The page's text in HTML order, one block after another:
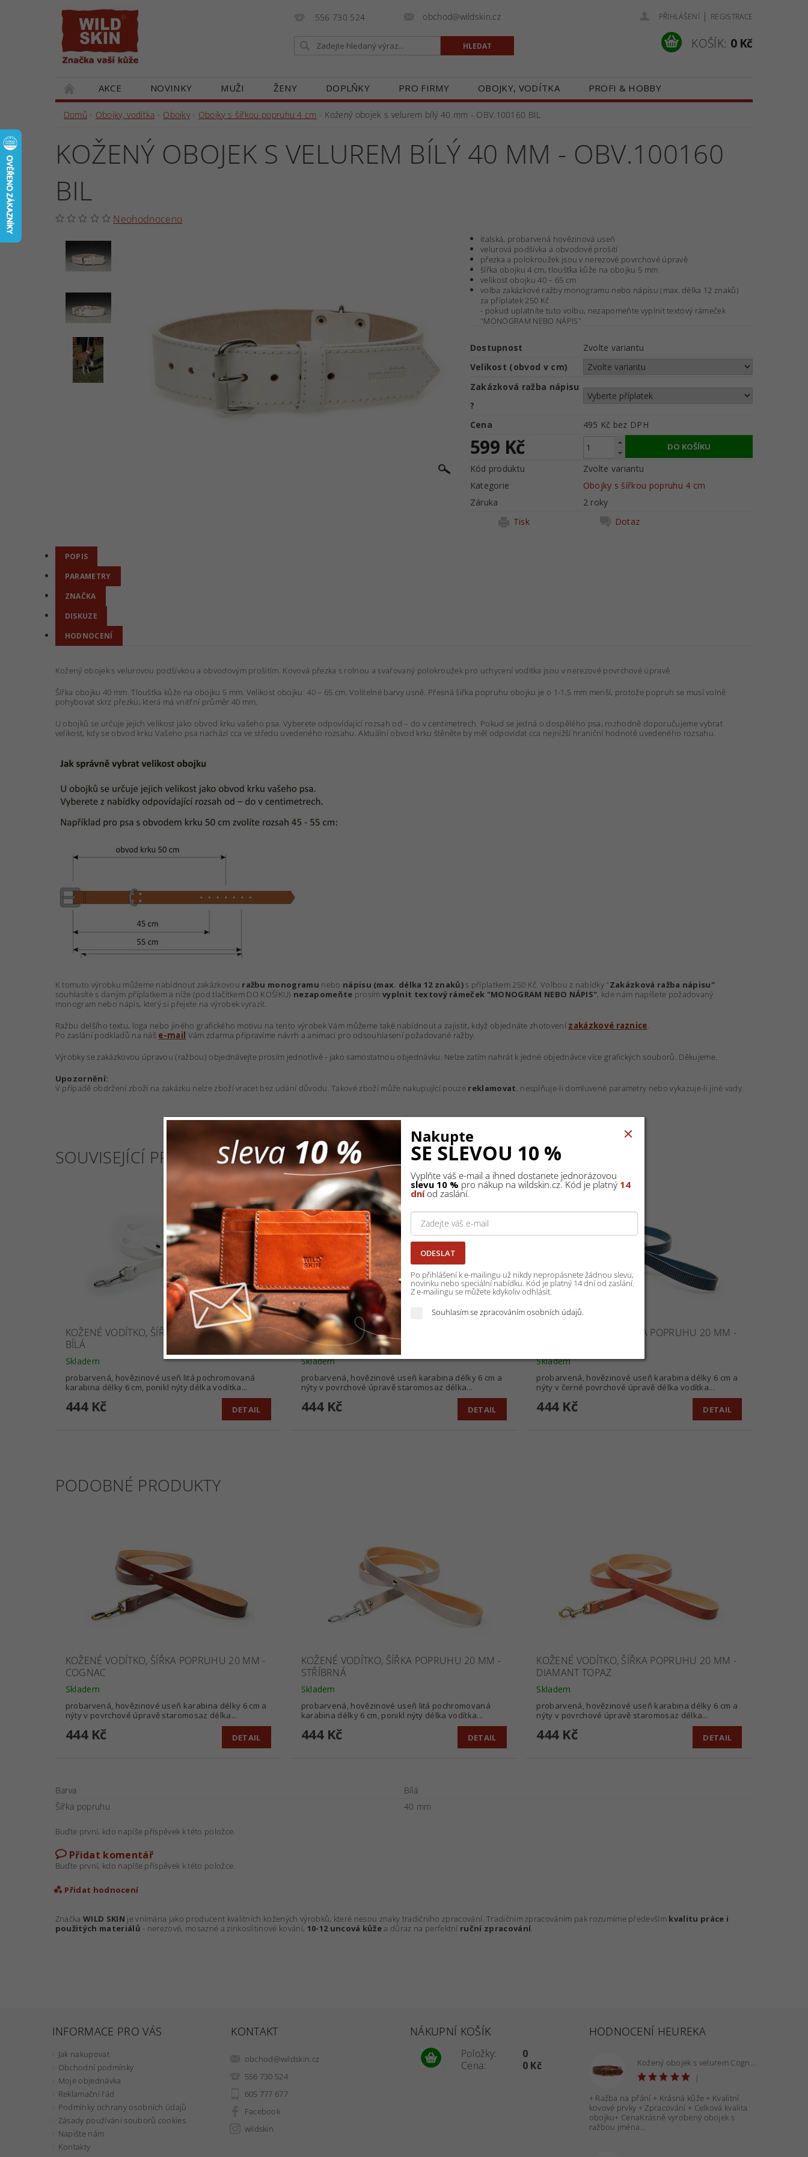
556 730 524 obchod@wildskin.cz PŘIHLÁŠENÍ | REGISTRACE
KOŠÍK: 0 Kč
AKCE NOVINKY MUŽI ŽENY DOPLŇKY PRO FIRMY OBOJKY, VODÍTKA
PROFI & HOBBY
DÁRKOVÉ POUKAZY
SPOLUPRACUJEME GALERIE BLOG ZASTOUPENÍ V ČR O NÁS
Domů Obojky, vodítka Obojky Obojky s šířkou popruhu 4 cm Kožený obojek s velurem bílý 40 mm - OBV.100160 BIL
KOŽENÝ OBOJEK S VELUREM BÍLÝ 40 MM - OBV.100160
BIL
Neohodnoceno
italská, probarvená hovězinová useň
velurová podšívka a obvodové prošití
přezka a polokroužek jsou v nerezové povrchové úpravě
šířka obojku 4 cm, tloušťka kůže na obojku 5 mm
velikost obojku 40 – 65 cm
volba zakázkové ražby monogramu nebo nápisu (max. délka 12 znaků)
za příplatek 250 Kč
- pokud uplatníte tuto volbu, nezapomeňte vyplnit textový rámeček
"MONOGRAM NEBO NÁPIS"
Dostupnost
Zvolte variantu
Velikost (obvod v cm)
Zakázková ražba nápisu
?
Cena
495 Kč bez DPH
599 Kč
Kód produktu
Zvolte variantu
Kategorie
Obojky s šířkou popruhu 4 cm
Záruka
2 roky
Tisk
Dotaz
POPIS
PARAMETRY
ZNAČKA
DISKUZE
HODNOCENÍ
Kožený obojek s velurovou podšívkou a obvodovým prošitím. Kovová přezka s rolnou a svařovaný polokroužek pro uchycení vodítka jsou v nerezové povrchové úpravě.
Šířka obojku 40 mm. Tloušťka kůže na obojku 5 mm. Velikost obojku: 40 – 65 cm. Volitelné barvy usně. Přesná šířka popruhu obojku je o 1-1,5 mm menší, protože popruh se musí volně
pohybovat skrz přezku, která má vnitřní průměr 40 mm.
U obojků se určuje jejich velikost jako obvod krku vašeho psa. Vyberete odpovídající rozsah od – do v centimetrech. Pokud se jedná o dospělého psa, rozhodně doporučujeme vybrat
velikost, kdy se obvod krku Vašeho psa nachází cca ve středu uvedeného rozsahu. Aktuální obvod krku štěněte by měl odpovídat cca nejnižší hraniční hodnotě uvedeného rozsahu.
K tomuto výrobku můžeme nabídnout zakázkovou ražbu monogramu nebo nápisu (max. délka 12 znaků) s příplatkem 250 Kč. Volbou z nabídky "Zakázková ražba nápisu"
souhlasíte s daným příplatkem a níže (pod tlačítkem DO KOŠÍKU) nezapomeňte prosím vyplnit textový rámeček "MONOGRAM NEBO NÁPIS", kde nám napíšete požadovaný
monogram nebo nápis, který si přejete na výrobek vyrazit.
Ražbu delšího textu, loga nebo jiného grafického motivu na tento výrobek Vám můžeme také nabídnout a zajistit, když objednáte zhotovení zakázkové raznice.
Po zaslání podkladů na náš e-mail Vám zdarma připravíme návrh a animaci pro odsouhlasení požadované ražby.
Výrobky se zakázkovou úpravou (ražbou) objednávejte prosím jednotlivě - jako samostatnou objednávku. Nelze zatím nahrát k jedné objednávce více grafických souborů. Děkujeme.
Upozornění:
V případě obdržení zboží na zakázku nelze zboží vracet bez udání důvodu. Takové zboží může nakupující pouze reklamovat, nesplňuje-li domluvené parametry nebo vykazuje-li jiné vady.
SOUVISEJÍCÍ PRODUKTY
KOŽENÉ VODÍTKO, ŠÍŘKA POPRUHU 20 MM -
BÍLÁ
Skladem
probarvená, hovězinové useň litá pochromovaná
karabina délky 6 cm, ponikl nýty délka vodítka...
444 Kč DETAIL
KOŽENÉ VODÍTKO, ŠÍŘKA POPRUHU 20 MM -
TERRA
Skladem
probarvená, hovězinové useň karabina délky 6 cm a
nýty v povrchové úpravě staromosaz délka...
444 Kč DETAIL
KOŽENÉ VODÍTKO, ŠÍŘKA POPRUHU 20 MM -
Skladem
probarvená, hovězinové useň karabina délky 6 cm a
nýty v černé povrchové úpravě délka vodítka...
444 Kč DETAIL
PODOBNÉ PRODUKTY
KOŽENÉ VODÍTKO, ŠÍŘKA POPRUHU 20 MM -
COGNAC
Skladem
probarvená, hovězinové useň karabina délky 6 cm a
nýty v povrchové úpravě staromosaz délka...
444 Kč DETAIL
KOŽENÉ VODÍTKO, ŠÍŘKA POPRUHU 20 MM -
STŘÍBRNÁ
Skladem
probarvená, hovězinové useň litá pochromovaná
karabina délky 6 cm, ponikl nýty délka vodítka...
444 Kč DETAIL
KOŽENÉ VODÍTKO, ŠÍŘKA POPRUHU 20 MM -
DIAMANT TOPAZ
Skladem
probarvená, hovězinové useň karabina délky 6 cm a
nýty v povrchové úpravě staromosaz délka...
444 Kč DETAIL
Barva
Bílá
Šířka popruhu
40 mm
Buďte první, kdo napíše příspěvek k této položce.
Přidat komentář
Buďte první, kdo napíše příspěvek k této položce.
Přidat hodnocení
ZnačkaWILD SKIN je vnímána jako producent kvalitních kožených výrobků, které nesou znaky tradičního zpracování. Tradičním zpracováním pak rozumíme především kvalitu práce i
použitých materiálů - nerezové, mosazné a zinkoslitinové kování, 10-12 uncová kůže a důraz na perfektní ruční zpracování.
INFORMACE PRO VÁS
Jak nakupovat
Obchodní podmínky
Moje objednávka
Reklamační řád
Podmínky ochrany osobních údajů
Zásady používání souborů cookies
Napište nám
Kontakty
KONTAKT
obchod@wildskin.cz
556 730 524
605 777 677
Facebook
wildskin
NÁKUPNÍ KOŠÍK
Položky:
Cena:
0
0 Kč
HODNOCENÍ HEUREKA
Kožený obojek s velurem Cognac 40 mm - OBV.100160 COG
|
+ Ražba na přání + Krásná kůže + Kvalitní
kovové prvky + Zpracování + Celková kvalita
obojku+ CenaKrásně vyrobený obojek s
ražbou jména...
Nakupte
SE SLEVOU 10 %
Vyplňte váš e-mail a ihned dostanete jednorázovou
slevu 10 % pro nákup na wildskin.cz. Kód je platný 14
dníod zaslání.
ODESLAT
Po přihlášení k e-mailingu už nikdy nepropásnete žádnou slevu,
novinku nebo speciální nabídku. Kód je platný 14 dní od zaslání.
Z e-mailingu se můžete kdykoliv odhlásit.
Souhlasím se zpracováním osobních údajů.